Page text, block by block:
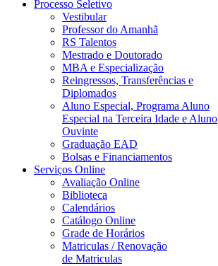
Processo Seletivo
Vestibular
Professor do Amanhã
RS Talentos
Mestrado e Doutorado
MBA e Especialização
Reingressos, Transferências e
Diplomados
Aluno Especial, Programa Aluno
Especial na Terceira Idade e Aluno
Ouvinte
Graduação EAD
Bolsas e Financiamentos
Serviços Online
Avaliação Online
Biblioteca
Calendários
Catálogo Online
Grade de Horários
Matriculas / Renovação
de Matriculas